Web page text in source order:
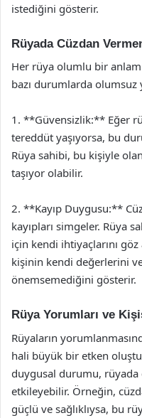
istediğini gösterir.
Rüyada Cüzdan
Her rüya olumlu bir anlam
bazı durumlarda
1. **Güvensizlik:** Eğer
tereddüt yaşıyorsa, bu
Rüya sahibi, bu kişiyle
taşıyor olabilir.
2. **Kayıp Duygusu:**
kayıpları simgeler. Rüya
için kendi ihtiyaçlarını
kişinin kendi değerlerini
önemsemediğini gösterir.
Rüya Yorumları ve
Rüyaların
hali büyük bir etken
duygusal durumu, rüyada
etkileyebilir. Örneğin,
güçlü ve sağlıklıysa, bu